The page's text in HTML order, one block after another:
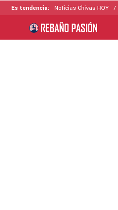
Es tendencia: Noticias Chivas HOY